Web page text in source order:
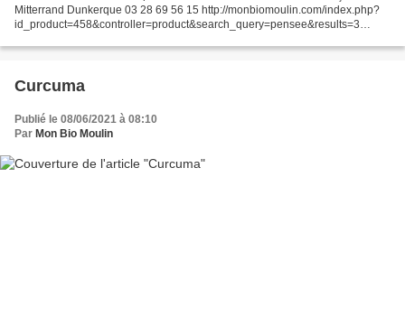
Mitterrand Dunkerque 03 28 69 56 15 http://monbiomoulin.com/index.php?
id_product=458&controller=product&search_query=pensee&results=3
Curcuma
Publié le 08/06/2021 à 08:10
Par Mon Bio Moulin